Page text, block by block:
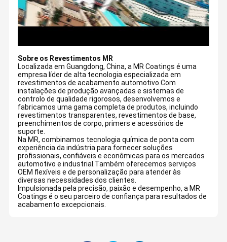
Sobre os Revestimentos MR
Localizada em Guangdong, China, a MR Coatings é uma
empresa líder de alta tecnologia especializada em
revestimentos de acabamento automotivo.Com
instalações de produção avançadas e sistemas de
controlo de qualidade rigorosos, desenvolvemos e
fabricamos uma gama completa de produtos, incluindo
revestimentos transparentes, revestimentos de base,
preenchimentos de corpo, primers e acessórios de
suporte.
Na MR, combinamos tecnologia química de ponta com
experiência da indústria para fornecer soluções
profissionais, confiáveis e econômicas para os mercados
automotivo e industrial.Também oferecemos serviços
OEM flexíveis e de personalização para atender às
diversas necessidades dos clientes.
Impulsionada pela precisão, paixão e desempenho, a MR
Coatings é o seu parceiro de confiança para resultados de
acabamento excepcionais.